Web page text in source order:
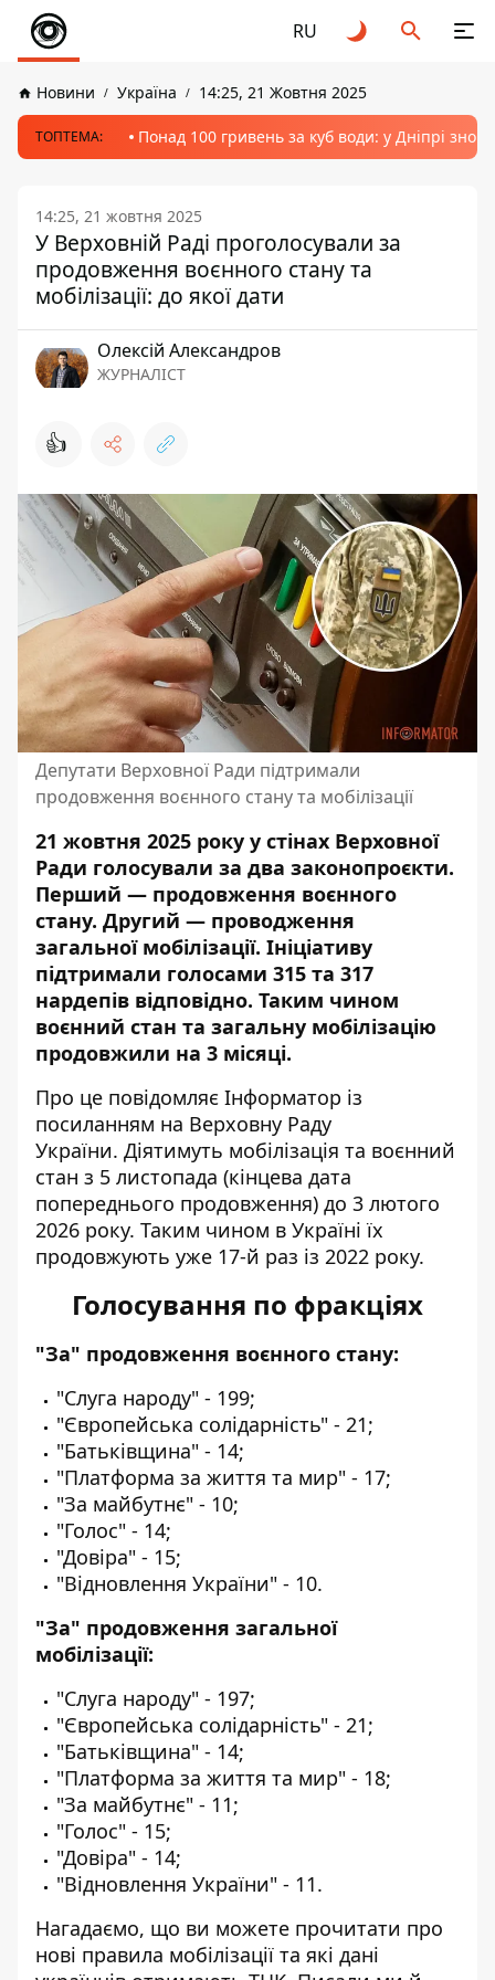
RU
Новини Україна 14:25, 21 Жовтня 2025
ТОПТЕМА: Понад 100 гривень за куб води: у Дніпрі
14:25, 21 жовтня 2025
У Верховній Раді проголосували за
продовження воєнного стану та
мобілізації: до якої дати
Олексій Александров
ЖУРНАЛІСТ
👍
Депутати Верховної Ради підтримали
продовження воєнного стану та мобілізації
21 жовтня 2025 року у стінах Верховної
Ради голосували за два законопроєкти.
Перший — продовження воєнного
стану. Другий — проводження
загальної мобілізації. Ініціативу
підтримали голосами 315 та 317
нардепів відповідно. Таким чином
воєнний стан та загальну мобілізацію
продовжили на 3 місяці.
Про це повідомляє Інформатор із
посиланням на Верховну Раду
України. Діятимуть мобілізація та воєнний
стан з 5 листопада (кінцева дата
попереднього продовження) до 3 лютого
2026 року. Таким чином в Україні їх
продовжують уже 17-й раз із 2022 року.
Голосування по фракціях
"За" продовження воєнного стану:
"Слуга народу" - 199;
"Європейська солідарність" - 21;
"Батьківщина" - 14;
"Платформа за життя та мир" - 17;
"За майбутнє" - 10;
"Голос" - 14;
"Довіра" - 15;
"Відновлення України" - 10.
"За" продовження загальної
мобілізації:
"Слуга народу" - 197;
"Європейська солідарність" - 21;
"Батьківщина" - 14;
"Платформа за життя та мир" - 18;
"За майбутнє" - 11;
"Голос" - 15;
"Довіра" - 14;
"Відновлення України" - 11.
Нагадаємо, що ви можете прочитати про
нові правила мобілізації та які дані